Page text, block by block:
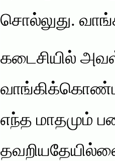
சொல்லுது.
கடைசியில்
எந்த மாதமும்